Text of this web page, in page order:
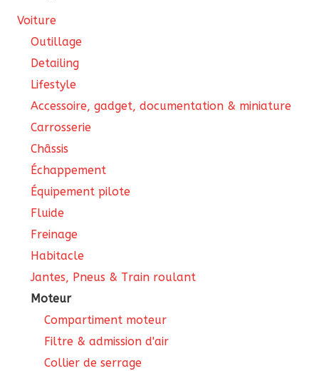
Voiture
Outillage
Detailing
Lifestyle
Accessoire, gadget, documentation & miniature
Carrosserie
Châssis
Échappement
Équipement pilote
Fluide
Freinage
Habitacle
Jantes, Pneus & Train roulant
Moteur
Compartiment moteur
Filtre & admission d'air
Collier de serrage